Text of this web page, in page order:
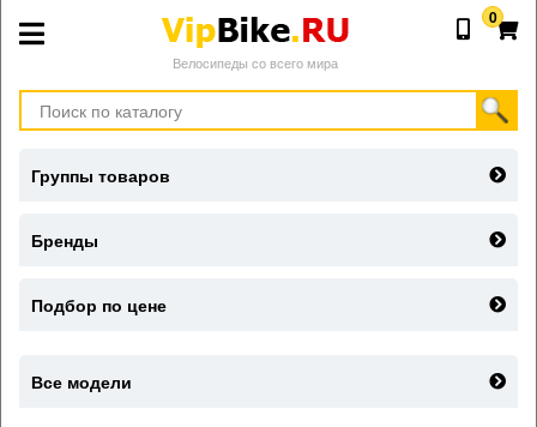
Велосипеды со всего мира
0
Группы товаров
Бренды
Подбор по цене
Все модели